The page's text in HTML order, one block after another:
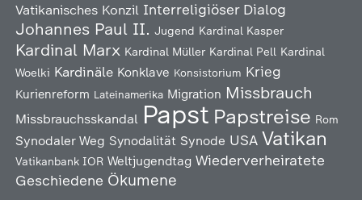
Vatikanisches Konzil Interreligiöser Dialog
Johannes Paul II. Jugend Kardinal Kasper
Kardinal Marx Kardinal Müller Kardinal Pell Kardinal
Woelki Kardinäle Konklave Konsistorium Krieg
Kurienreform Lateinamerika Migration Missbrauch
Missbrauchsskandal Papst Papstreise Rom
Synodaler Weg Synodalität Synode USA Vatikan
Vatikanbank IOR Weltjugendtag Wiederverheiratete
Geschiedene Ökumene